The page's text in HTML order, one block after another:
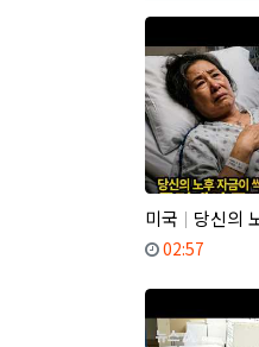
미국 당신의 노후 자
등록일
02:57